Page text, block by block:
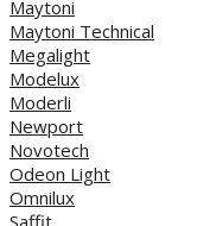
Maytoni
Maytoni Technical
Megalight
Modelux
Moderli
Newport
Novotech
Odeon Light
Omnilux
Saffit